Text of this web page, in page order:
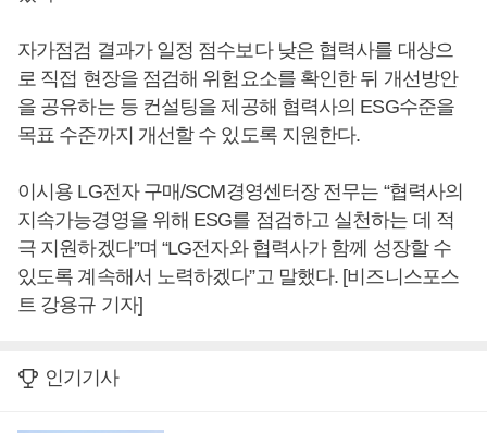
자가점검 결과가 일정 점수보다 낮은 협력사를 대상으
로 직접 현장을 점검해 위험요소를 확인한 뒤 개선방안
을 공유하는 등 컨설팅을 제공해 협력사의 ESG수준을
목표 수준까지 개선할 수 있도록 지원한다.
이시용 LG전자 구매/SCM경영센터장 전무는 “협력사의
지속가능경영을 위해 ESG를 점검하고 실천하는 데 적
극 지원하겠다”며 “LG전자와 협력사가 함께 성장할 수
있도록 계속해서 노력하겠다”고 말했다. [비즈니스포스
트 강용규 기자]
인기기사